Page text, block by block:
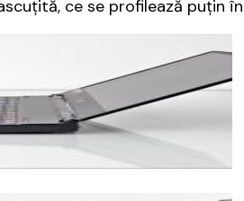
ce se profilează puțin